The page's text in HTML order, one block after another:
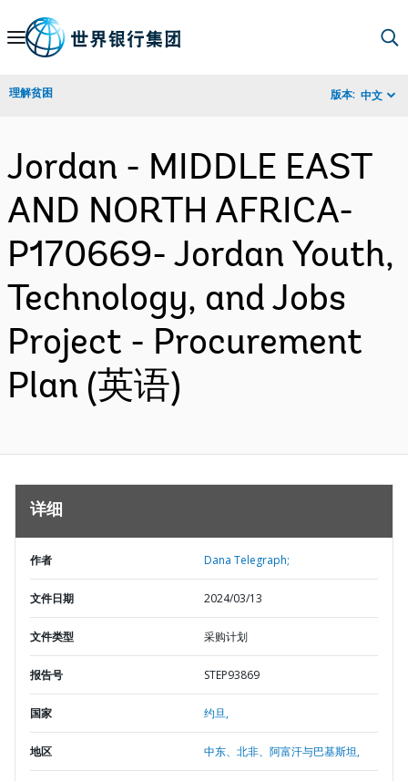
Skip
Navigation
理解贫困 版本: 中文
Jordan - MIDDLE EAST
AND NORTH AFRICA-
P170669- Jordan Youth,
Technology, and Jobs
Project - Procurement
Plan (英语)
详细
作者 Dana Telegraph;
文件日期 2024/03/13
文件类型 采购计划
报告号 STEP93869
国家 约旦,
地区 中东、北非、阿富汗与巴基斯坦,